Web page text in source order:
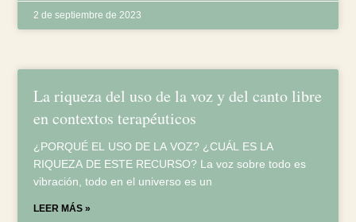
2 de septiembre de 2023
La riqueza del uso de la voz y del canto libre
en contextos terapéuticos
¿PORQUÉ EL USO DE LA VOZ? ¿CUÁL ES LA
RIQUEZA DE ESTE RECURSO? La voz sobre todo es
vibración, todo en el universo es un
LEER MÁS »